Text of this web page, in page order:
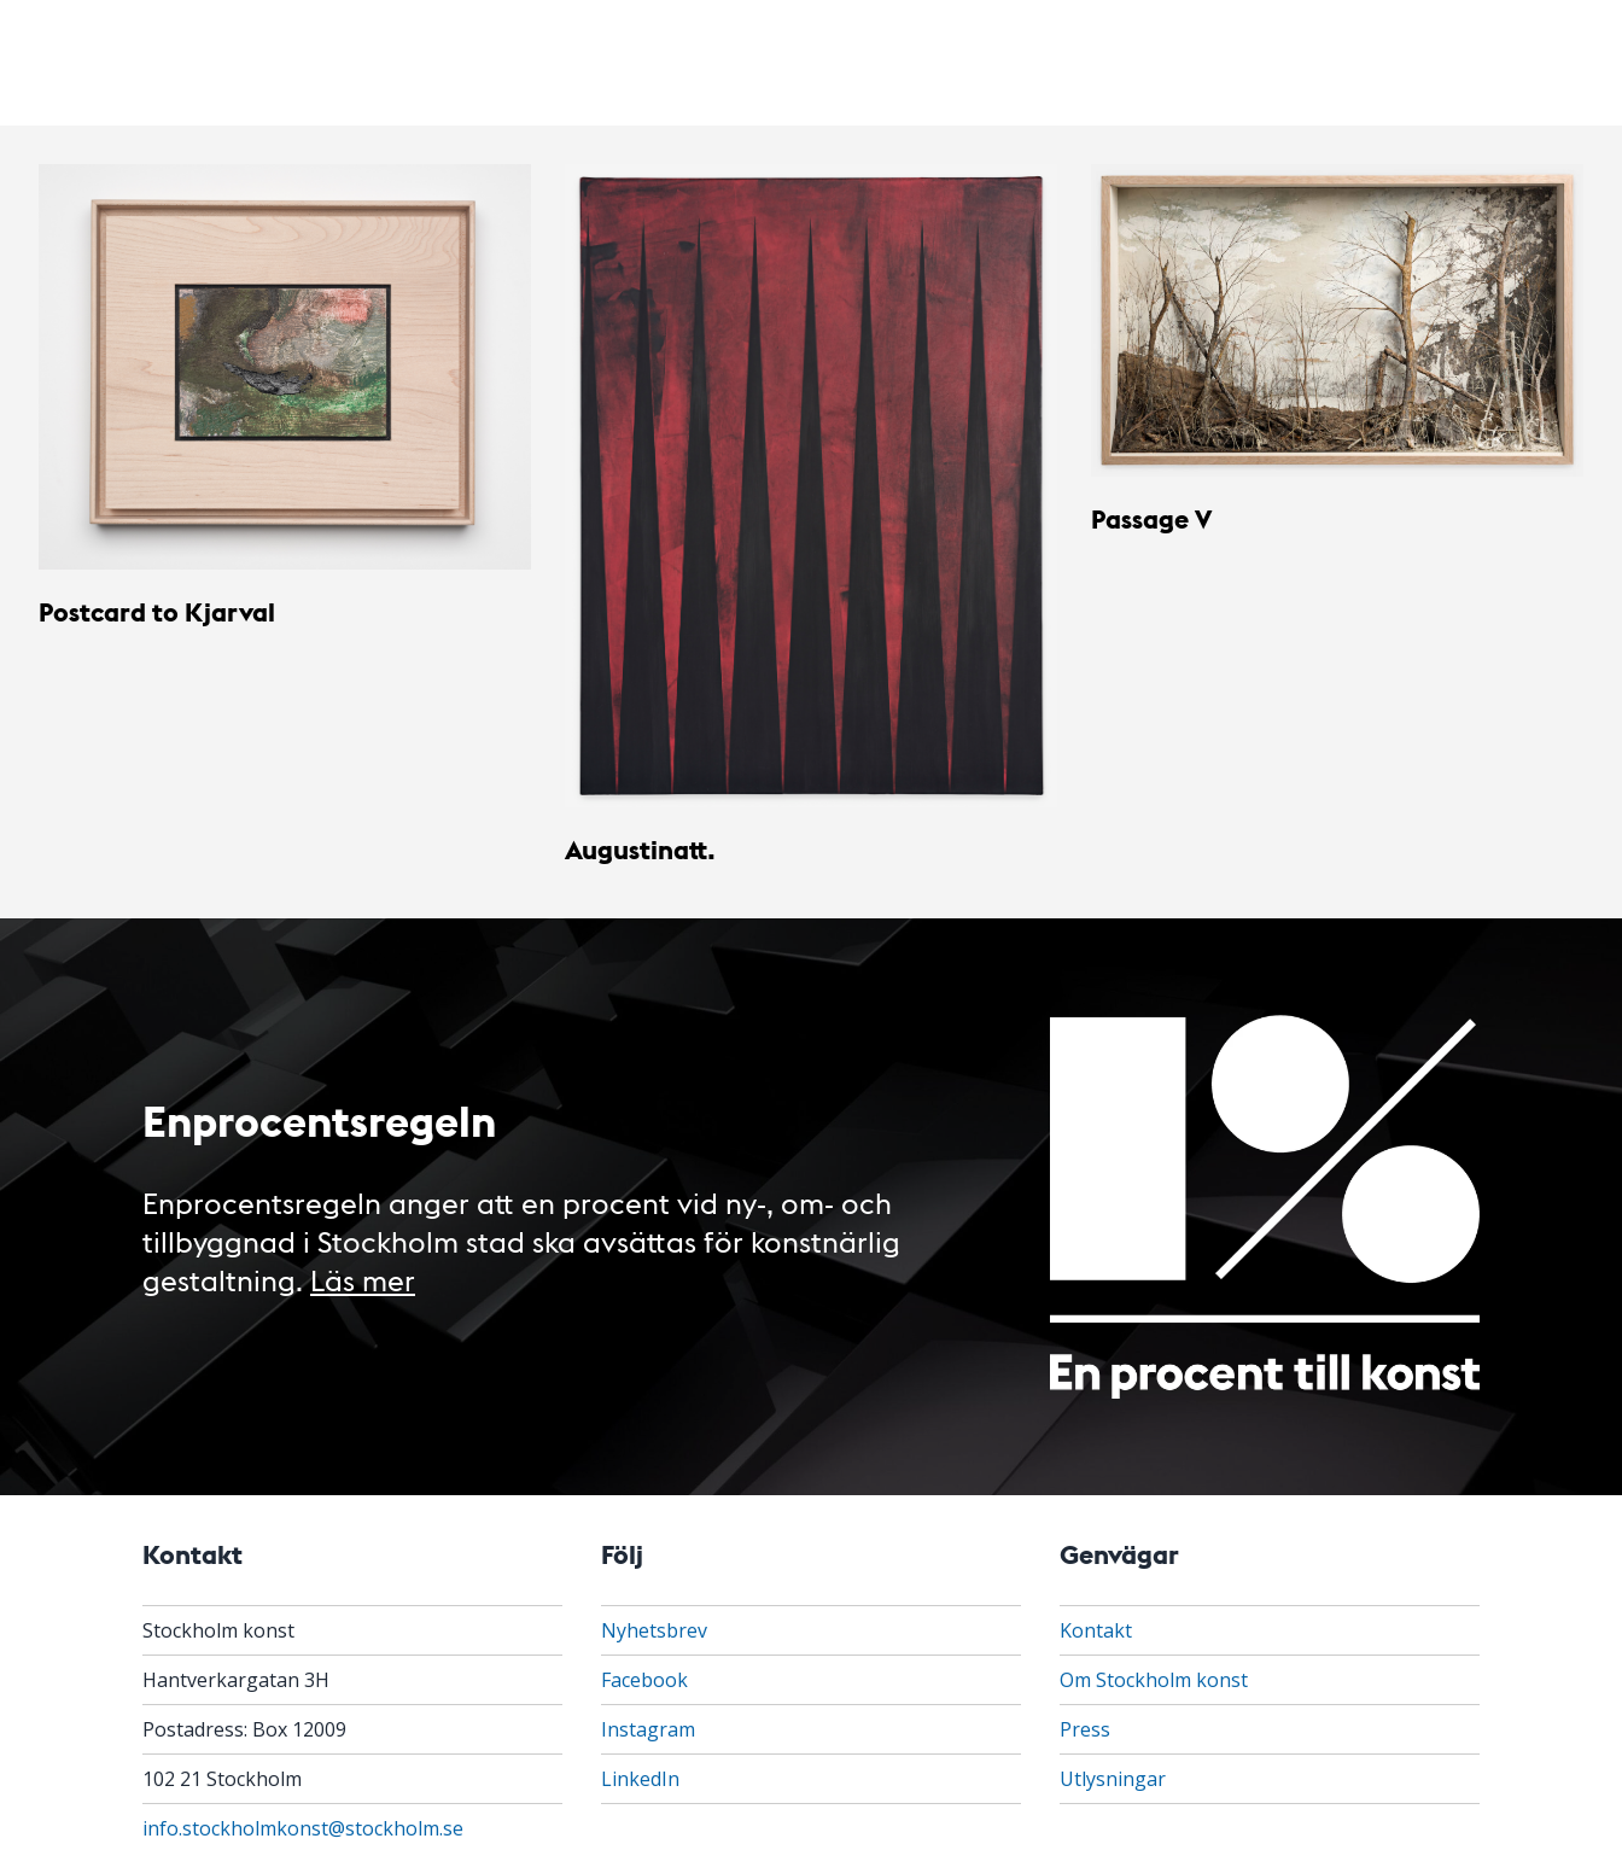
Postcard to Kjarval
Augustinatt.
Passage V
Enprocentsregeln
Enprocentsregeln anger att en procent vid ny-, om- och
tillbyggnad i Stockholm stad ska avsättas för konstnärlig
gestaltning.Läs mer
Kontakt
Stockholm konst
Hantverkargatan 3H
Postadress: Box 12009
102 21 Stockholm
info.stockholmkonst@stockholm.se
Följ
Nyhetsbrev
Facebook
Instagram
LinkedIn
Genvägar
Kontakt
Om Stockholm konst
Press
Utlysningar